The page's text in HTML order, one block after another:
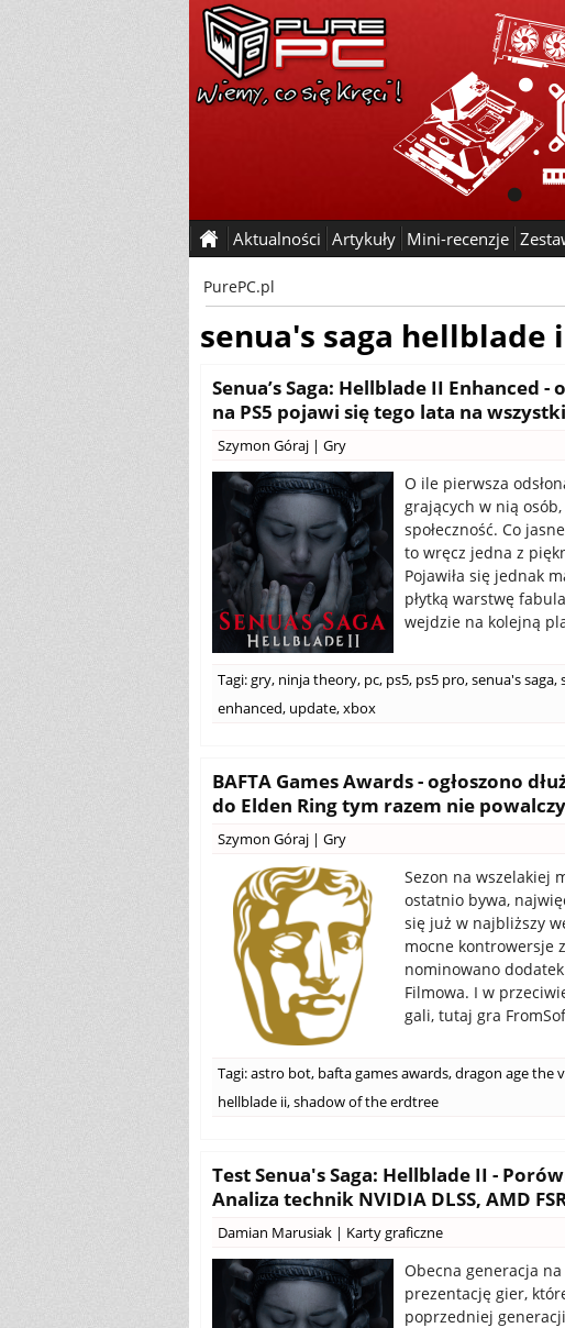
Aktualności Artykuły Mini-recenzje
PurePC.pl
senua's saga hellblade
Senua’s Saga: Hellblade II
na PS5 pojawi się tego lata na
Szymon Góraj | Gry
O ile pierwsza
grających w nią
społeczność. Co
to wręcz jedna z
Pojawiła się jednak
płytką warstwę
wejdzie na kolejną
Tagi:gry, ninja theory, pc, ps5, ps5 pro,senua's saga,
enhanced, update,xbox
BAFTA Games Awards - ogłoszono
do Elden Ring tym razem nie
Szymon Góraj | Gry
Sezon na wszelakiej
ostatnio bywa,
się już w najbliższy
mocne kontrowersje
nominowano
Filmowa. I w
gali, tutaj gra
Tagi:astro bot, bafta games awards,dragon age the
hellblade ii,shadow of the erdtree
Test Senua's Saga: Hellblade II -
Analiza technik NVIDIA DLSS, AMD
Damian Marusiak | Karty graficzne
Obecna generacja
prezentację gier,
poprzedniej